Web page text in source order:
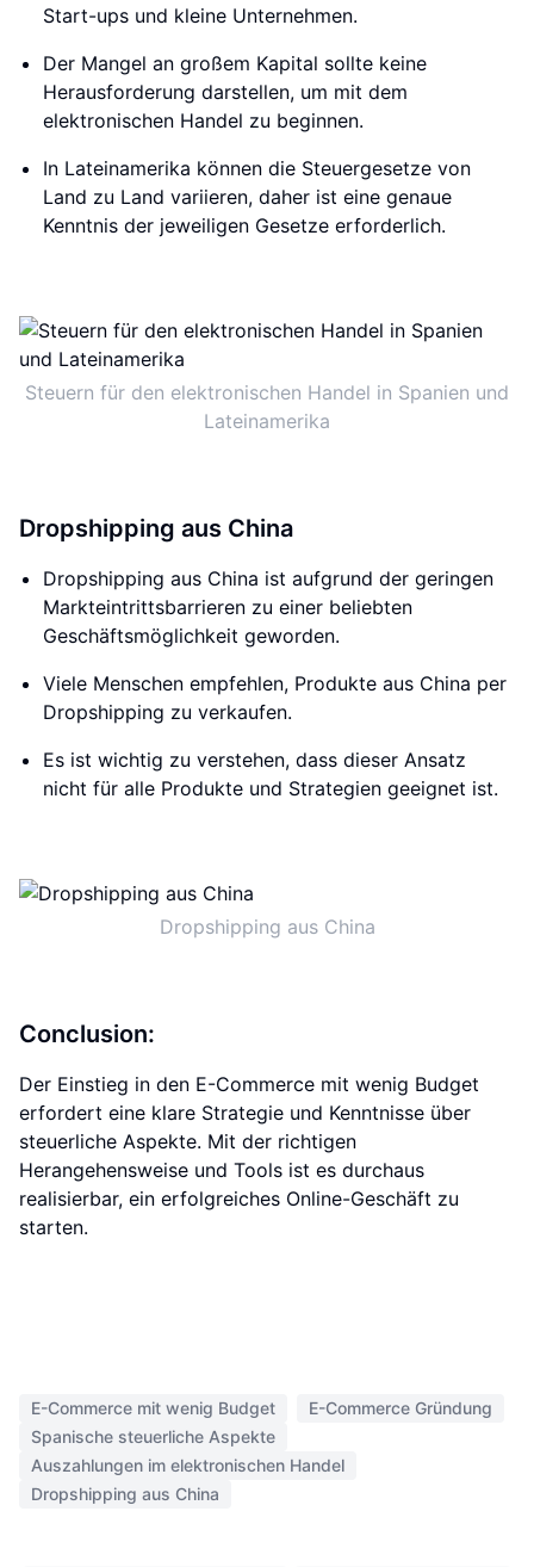
Start-ups und kleine Unternehmen.
Der Mangel an großem Kapital sollte keine
Herausforderung darstellen, um mit dem
elektronischen Handel zu beginnen.
In Lateinamerika können die Steuergesetze von
Land zu Land variieren, daher ist eine genaue
Kenntnis der jeweiligen Gesetze erforderlich.
Steuern für den elektronischen Handel in Spanien und
Lateinamerika
Dropshipping aus China
Dropshipping aus China ist aufgrund der geringen
Markteintrittsbarrieren zu einer beliebten
Geschäftsmöglichkeit geworden.
Viele Menschen empfehlen, Produkte aus China per
Dropshipping zu verkaufen.
Es ist wichtig zu verstehen, dass dieser Ansatz
nicht für alle Produkte und Strategien geeignet ist.
Dropshipping aus China
Conclusion:
Der Einstieg in den E-Commerce mit wenig Budget
erfordert eine klare Strategie und Kenntnisse über
steuerliche Aspekte. Mit der richtigen
Herangehensweise und Tools ist es durchaus
realisierbar, ein erfolgreiches Online-Geschäft zu
starten.
E-Commerce mit wenig Budget
E-Commerce Gründung
Spanische steuerliche Aspekte
Auszahlungen im elektronischen Handel
Dropshipping aus China